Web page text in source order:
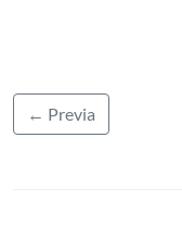
← Previa